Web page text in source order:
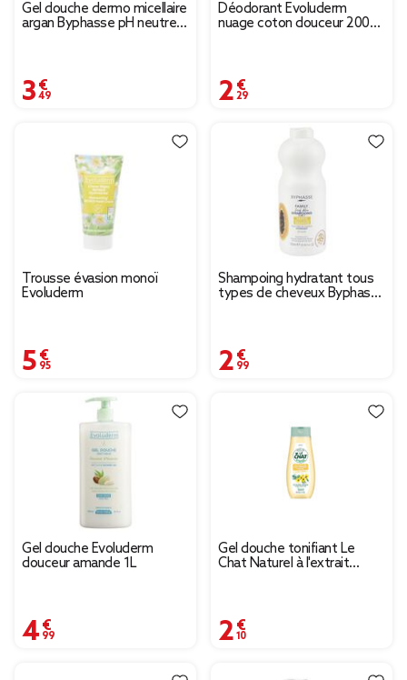
Gel douche dermo micellaire
argan Byphasse pH neutre
3,49 €
Déodorant Evoluderm
nuage coton douceur 200
2,29 €
Trousse évasion monoï
Evoluderm
5,95 €
Shampoing hydratant tous
types de cheveux Byphasse
2,99 €
Gel douche Evoluderm
douceur amande 1L
4,99 €
Gel douche tonifiant Le
Chat Naturel à l'extrait
2,10 €